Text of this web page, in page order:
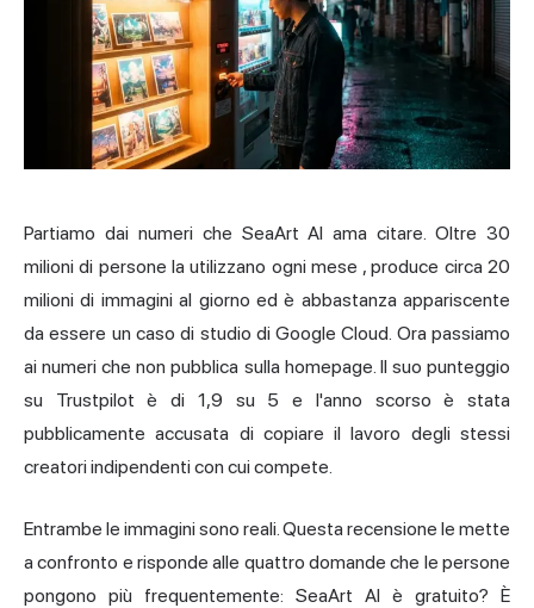
Partiamo dai numeri che SeaArt AI ama citare. Oltre 30
milioni di persone la utilizzano ogni mese , produce circa 20
milioni di immagini al giorno ed è abbastanza appariscente
da essere un caso di studio di Google Cloud. Ora passiamo
ai numeri che non pubblica sulla homepage. Il suo punteggio
su Trustpilot è di 1,9 su 5 e l'anno scorso è stata
pubblicamente accusata di copiare il lavoro degli stessi
creatori indipendenti con cui compete.
Entrambe le immagini sono reali. Questa recensione le mette
a confronto e risponde alle quattro domande che le persone
pongono più frequentemente: SeaArt AI è gratuito? È